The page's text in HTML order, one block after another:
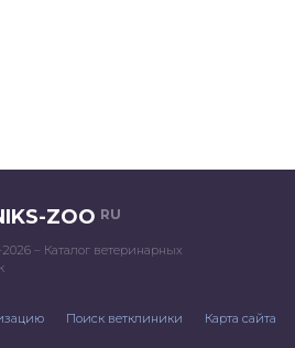
ZOO RU
– Каталог ветеринарных
Поиск ветклиники Карта сайта